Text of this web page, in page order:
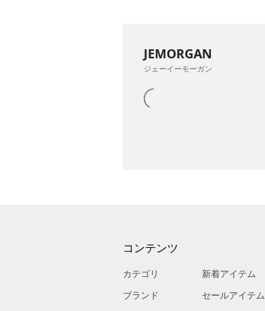
JEMORGAN
ジェーイーモーガン
コンテンツ
カテゴリ
ブランド
新着アイテム
セールアイテム